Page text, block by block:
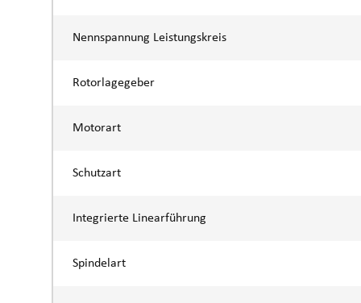
Nennspannung Leistungskreis
Rotorlagegeber
Motorart
Schutzart
Integrierte Linearführung
Spindelart